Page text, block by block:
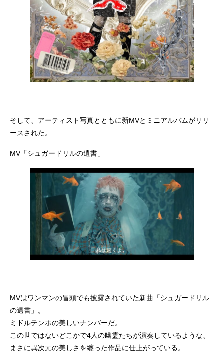
そして、アーティスト写真とともに新MVとミニアルバムがリリ
ースされた。
MV「シュガードリルの遺書」
MVはワンマンの冒頭でも披露されていた新曲「シュガードリル
の遺書」。
ミドルテンポの美しいナンバーだ。
この世ではないどこかで4人の幽霊たちが演奏しているような、
まさに異次元の美しさを纏った作品に仕上がっている。